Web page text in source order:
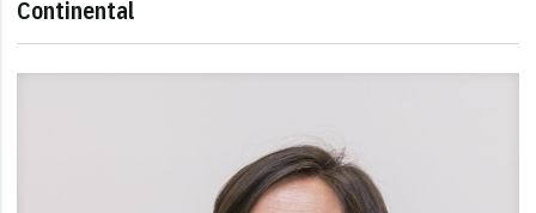
Continental